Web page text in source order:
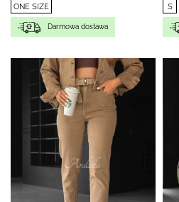
ONE SIZE
Darmowa dostawa
S